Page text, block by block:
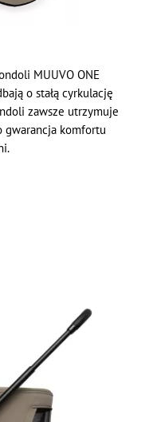
MUUVO ONE
o stałą cyrkulację
zawsze utrzymuje
gwarancja komfortu